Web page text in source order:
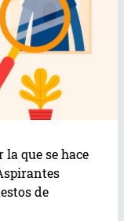
que se hace
de